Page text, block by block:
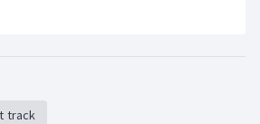
track